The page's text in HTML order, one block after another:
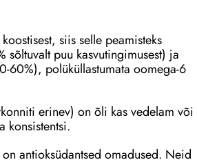
siis selle peamisteks
puu kasvutingimusest) ja
60%), polüküllastumata oomega-6
erinev) on õli kas vedelam või
konsistentsi.
antioksüdantsed omadused. Neid